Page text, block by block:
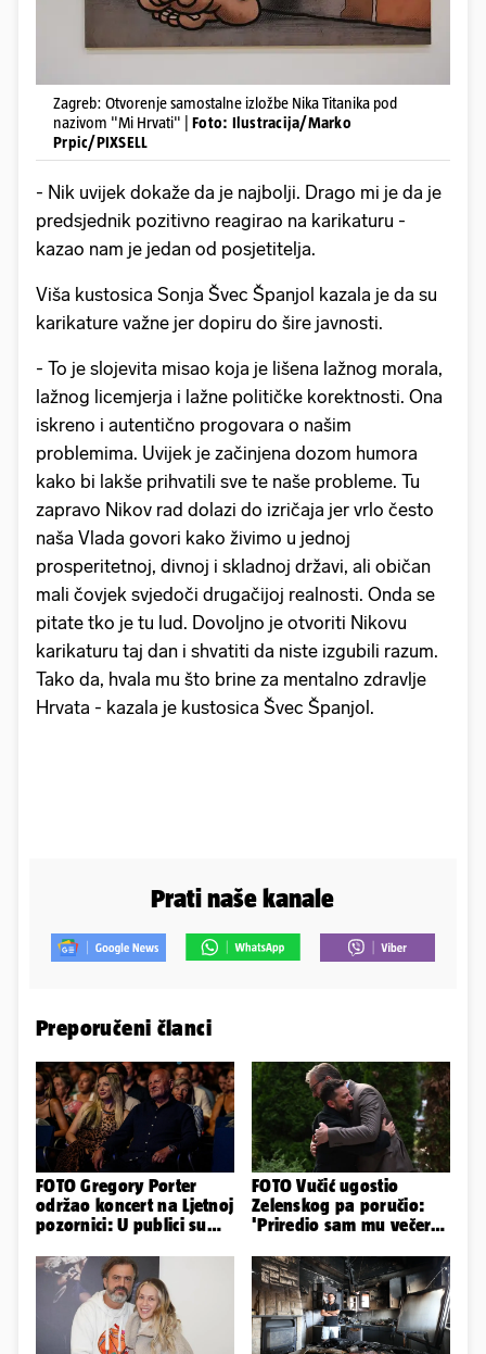
Zagreb: Otvorenje samostalne izložbe Nika Titanika pod
nazivom "Mi Hrvati" | Foto: Ilustracija/Marko
Prpic/PIXSELL
- Nik uvijek dokaže da je najbolji. Drago mi je da je
predsjednik pozitivno reagirao na karikaturu -
kazao nam je jedan od posjetitelja.
Viša kustosica Sonja Švec Španjol kazala je da su
karikature važne jer dopiru do šire javnosti.
- To je slojevita misao koja je lišena lažnog morala,
lažnog licemjerja i lažne političke korektnosti. Ona
iskreno i autentično progovara o našim
problemima. Uvijek je začinjena dozom humora
kako bi lakše prihvatili sve te naše probleme. Tu
zapravo Nikov rad dolazi do izričaja jer vrlo često
naša Vlada govori kako živimo u jednoj
prosperitetnoj, divnoj i skladnoj državi, ali običan
mali čovjek svjedoči drugačijoj realnosti. Onda se
pitate tko je tu lud. Dovoljno je otvoriti Nikovu
karikaturu taj dan i shvatiti da niste izgubili razum.
Tako da, hvala mu što brine za mentalno zdravlje
Hrvata - kazala je kustosica Švec Španjol.
Prati naše kanale
Preporučeni članci
FOTO Gregory Porter
održao koncert na Ljetnoj
pozornici: U publici su
FOTO Vučić ugostio
Zelenskog pa poručio:
'Priredio sam mu večeru